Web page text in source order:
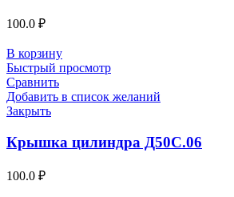
100.0 ₽
В корзину
Быстрый просмотр
Сравнить
Добавить в список желаний
Закрыть
Крышка цилиндра Д50С.06
100.0 ₽